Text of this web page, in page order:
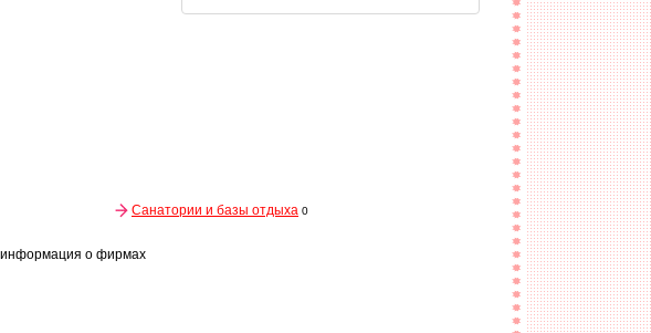
Санатории и базы отдыха 0
информация о фирмах